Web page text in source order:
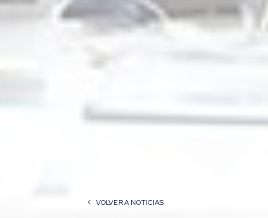
VOLVER A NOTICIAS